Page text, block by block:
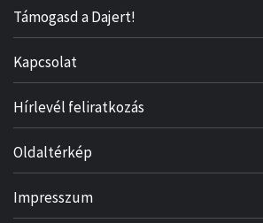
Támogasd a Dajert!
Kapcsolat
Hírlevél feliratkozás
Oldaltérkép
Impresszum